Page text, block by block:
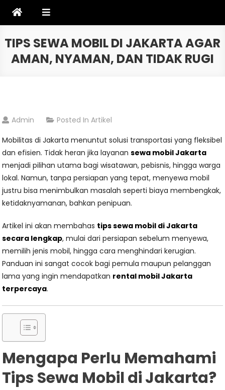
TIPS SEWA MOBIL DI JAKARTA AGAR
AMAN, NYAMAN, DAN TIDAK RUGI
Admin Posted InArtikel
Mobilitas di Jakarta menuntut solusi transportasi yang fleksibel
dan efisien. Tidak heran jika layanansewa mobil Jakarta
menjadi pilihan utama bagi wisatawan, pebisnis, hingga warga
lokal. Namun, tanpa persiapan yang tepat, menyewa mobil
justru bisa menimbulkan masalah seperti biaya membengkak,
ketidaknyamanan, bahkan penipuan.
Artikel ini akan membahas tips sewa mobil di Jakarta
secara lengkap, mulai dari persiapan sebelum menyewa,
memilih jenis mobil, hingga cara menghindari kerugian.
Panduan ini sangat cocok bagi pemula maupun pelanggan
lama yang ingin mendapatkan rental mobil Jakarta
terpercaya.
Mengapa Perlu Memahami
Tips Sewa Mobil di Jakarta?